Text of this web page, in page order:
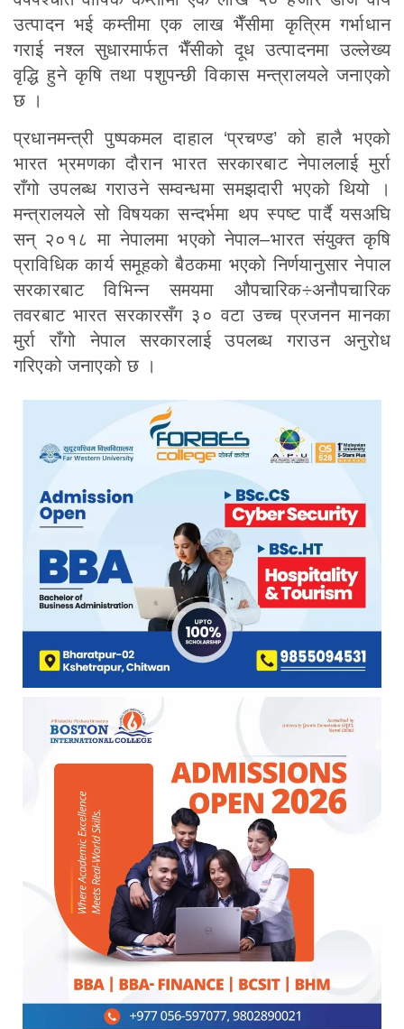
उत्पादन भई कम्तीमा एक लाख भैँसीमा कृत्रिम गर्भाधान
गराई नश्ल सुधारमार्फत भैँसीको दूध उत्पादनमा उल्लेख्य
वृद्धि हुने कृषि तथा पशुपन्छी विकास मन्त्रालयले जनाएको
छ ।
प्रधानमन्त्री पुष्पकमल दाहाल ‘प्रचण्ड’ को हालै भएको
भारत भ्रमणका दौरान भारत सरकारबाट नेपाललाई मुर्रा
राँगो उपलब्ध गराउने सम्वन्धमा समझदारी भएको थियो ।
मन्त्रालयले सो विषयका सन्दर्भमा थप स्पष्ट पार्दै यसअघि
सन् २०१८ मा नेपालमा भएको नेपाल–भारत संयुक्त कृषि
प्राविधिक कार्य समूहको बैठकमा भएको निर्णयानुसार नेपाल
सरकारबाट विभिन्न समयमा औपचारिक÷अनौपचारिक
तवरबाट भारत सरकारसँग ३० वटा उच्च प्रजनन मानका
मुर्रा राँगो नेपाल सरकारलाई उपलब्ध गराउन अनुरोध
गरिएको जनाएको छ ।